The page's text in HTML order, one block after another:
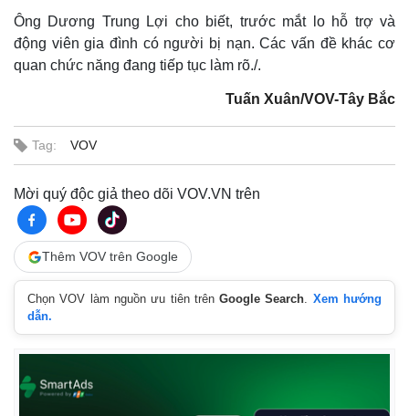
Ông Dương Trung Lợi cho biết, trước mắt lo hỗ trợ và
động viên gia đình có người bị nạn. Các vấn đề khác cơ
quan chức năng đang tiếp tục làm rõ./.
Tuấn Xuân/VOV-Tây Bắc
Tag: VOV
Mời quý độc giả theo dõi VOV.VN trên
Thêm VOV trên Google
Chọn VOV làm nguồn ưu tiên trênGoogle Search. Xem hướng
dẫn.